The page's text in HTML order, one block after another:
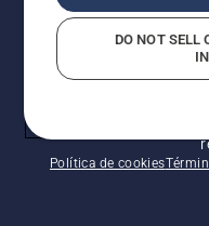
Política de cookies
DO NOT SELL